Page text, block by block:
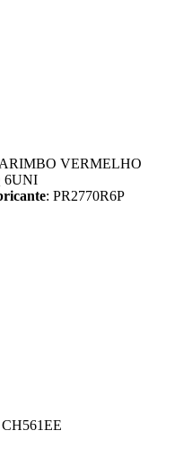
VERMELHO
6UNI
: PR2770R6P
CH561EE